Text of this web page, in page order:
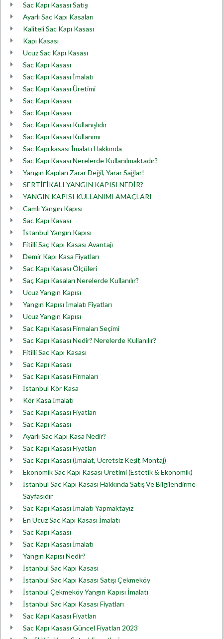
Sac Kapı Kasası Satışı
Ayarlı Sac Kapı Kasaları
Kaliteli Sac Kapı Kasası
Kapı Kasası
Ucuz Sac Kapı Kasası
Sac Kapı Kasası
Sac Kapı Kasası İmalatı
Sac Kapı Kasası Üretimi
Sac Kapı Kasası
Sac Kapı Kasası
Sac Kapı Kasası Kullanışlıdır
Sac Kapı Kasası Kullanımı
Sac Kapı kasası İmalatı Hakkında
Sac Kapı Kasası Nerelerde Kullanılmaktadır?
Yangın Kapıları Zarar Değil, Yarar Sağlar!
SERTİFİKALI YANGIN KAPISI NEDİR?
YANGIN KAPISI KULLANIMI AMAÇLARI
Camlı Yangın Kapısı
Sac Kapı Kasası
İstanbul Yangın Kapısı
Fitilli Saç Kapı Kasası Avantajı
Demir Kapı Kasa Fiyatları
Sac Kapı Kasası Ölçüleri
Saç Kapı Kasaları Nerelerde Kullanılır?
Ucuz Yangın Kapısı
Yangın Kapısı İmalatı Fiyatları
Ucuz Yangın Kapısı
Sac Kapı Kasası Firmaları Seçimi
Sac Kapı Kasası Nedir? Nerelerde Kullanılır?
Fitilli Sac Kapı Kasası
Sac Kapı Kasası
Sac Kapı Kasası Firmaları
İstanbul Kör Kasa
Kör Kasa İmalatı
Sac Kapı Kasası Fiyatları
Sac Kapı Kasası
Ayarlı Sac Kapı Kasa Nedir?
Sac Kapı Kasası Fiyatları
Sac Kapı Kasası (İmalat, Ücretsiz Keşif, Montaj)
Ekonomik Sac Kapı Kasası Üretimi (Estetik & Ekonomik)
İstanbul Sac Kapı Kasası Hakkında Satış Ve Bilgilendirme
Sayfasıdır
Sac Kapı Kasası İmalatı Yapmaktayız
En Ucuz Sac Kapı Kasası İmalatı
Sac Kapı Kasası
Sac Kapı Kasası İmalatı
Yangın Kapısı Nedir?
İstanbul Sac Kapı Kasası
İstanbul Sac Kapı Kasası Satışı Çekmeköy
İstanbul Çekmeköy Yangın Kapısı İmalatı
İstanbul Sac Kapı Kasası Fiyatları
Sac Kapı Kasası Fiyatları
Sac Kapı Kasası Güncel Fiyatları 2023